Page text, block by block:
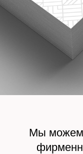
Мы можем